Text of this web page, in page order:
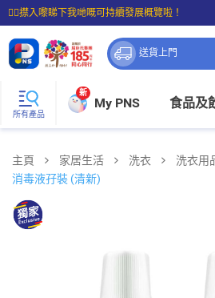
☝🏼㩒入嚟睇下我哋嘅可持續發展概覽啦！
⭐購物滿$399即享免費送貨；滿$100即可免費店
送貨上門
所有產品
新
My PNS 食品及
主頁 家居生活 洗衣 洗衣用
消毒液孖裝 (清新)